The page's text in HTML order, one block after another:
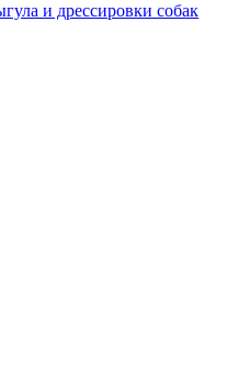
и дрессировки собак